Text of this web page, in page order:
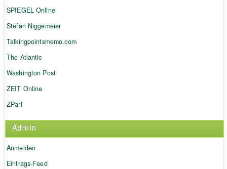
SPIEGEL Online
Stefan Niggemeier
Talkingpointsmemo.com
The Atlantic
Washington Post
ZEIT Online
ZParl
Admin
Anmelden
Eintrags-Feed